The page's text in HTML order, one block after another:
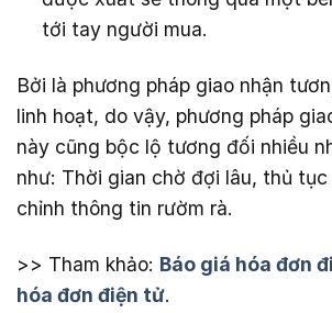
tới tay người mua.
Bởi là phương pháp giao nhận
linh hoạt, do vậy, phương pháp
này cũng bộc lộ tương đối nhiều
như: Thời gian chờ đợi lâu, thủ tục
chỉnh thông tin rườm rà.
>> Tham khảo: Báo giá hóa đơn
hóa đơn điện tử.